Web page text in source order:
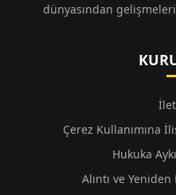
dünyasından
Çerez Kullanımına
Hukuka
Alıntı ve